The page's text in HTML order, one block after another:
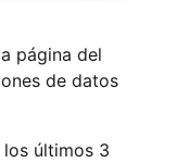
página del
de datos
últimos 3